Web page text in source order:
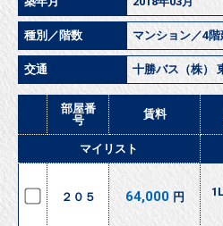
種別／階数 マンション／4階
交通 十勝バス（株）
部屋番
号
賃料
マイリスト
２０５ 64,000 円